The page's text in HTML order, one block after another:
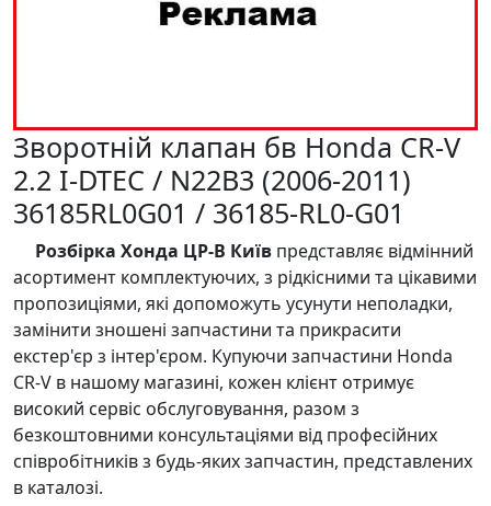
Зворотній клапан бв Honda CR-V
2.2 I-DTEC / N22B3 (2006-2011)
36185RL0G01 / 36185-RL0-G01
Розбірка Хонда ЦР-В Київ представляє відмінний
асортимент комплектуючих, з рідкісними та цікавими
пропозиціями, які допоможуть усунути неполадки,
замінити зношені запчастини та прикрасити
екстер'єр з інтер'єром. Купуючи запчастини Honda
CR-V в нашому магазині, кожен клієнт отримує
високий сервіс обслуговування, разом з
безкоштовними консультаціями від професійних
співробітників з будь-яких запчастин, представлених
в каталозі.